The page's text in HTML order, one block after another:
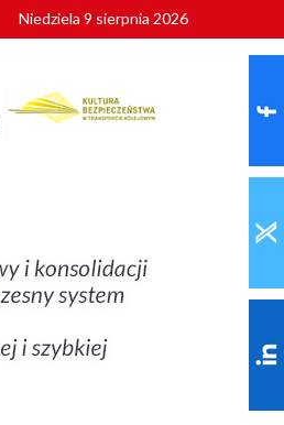
Niedziela 9 sierpnia 2026